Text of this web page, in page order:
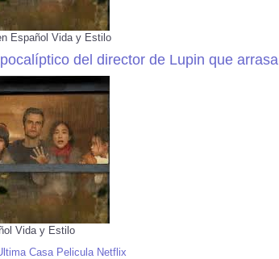
Español Vida y Estilo
del director de Lupin que
Vida y Estilo
Casa Pelicula Netflix